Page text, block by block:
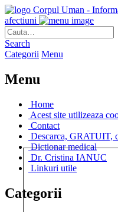
Corpul Uman -
afectiuni
Search
Categorii Menu
Menu
Home
Acest site utilizeaza
Contact
Descarca, GRATUIT,
Dictionar medical
Dr. Cristina IANUC
Linkuri utile
Categorii